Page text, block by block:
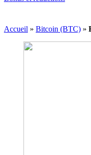
Accueil » Bitcoin (BTC) »